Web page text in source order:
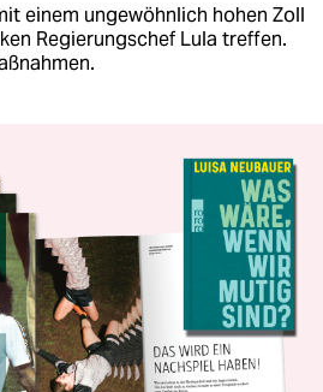
einem ungewöhnlich hohen Zoll
Regierungschef Lula treffen.